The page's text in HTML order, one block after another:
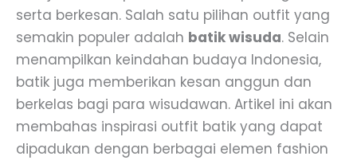
serta berkesan. Salah satu pilihan outfit yang
semakin populer adalah batik wisuda. Selain
menampilkan keindahan budaya Indonesia,
batik juga memberikan kesan anggun dan
berkelas bagi para wisudawan. Artikel ini akan
membahas inspirasi outfit batik yang dapat
dipadukan dengan berbagai elemen fashion